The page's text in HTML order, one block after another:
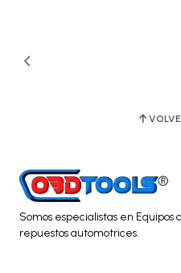
Somos especialistas en
repuestos automotrices.